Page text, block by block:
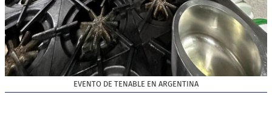
EVENTO DE TENABLE EN ARGENTINA